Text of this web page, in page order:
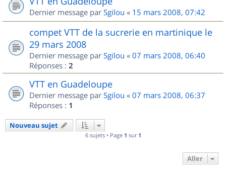
Dernier message par Sgilou « 15 mars 2008, 07:42
compet VTT de la sucrerie en martinique le
29 mars 2008
Dernier message par Sgilou « 07 mars 2008, 06:40
Réponses : 2
VTT en Guadeloupe
Dernier message par Sgilou « 07 mars 2008, 06:37
Réponses : 1
Nouveau sujet
6 sujets • Page 1 sur 1
Aller